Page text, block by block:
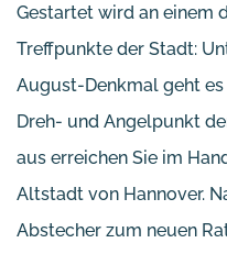
Gestartet wird an einem
Treffpunkte der Stadt:
August-Denkmal geht
Dreh- und Angelpunkt
aus erreichen Sie im
Altstadt von Hannover.
Abstecher zum neuen